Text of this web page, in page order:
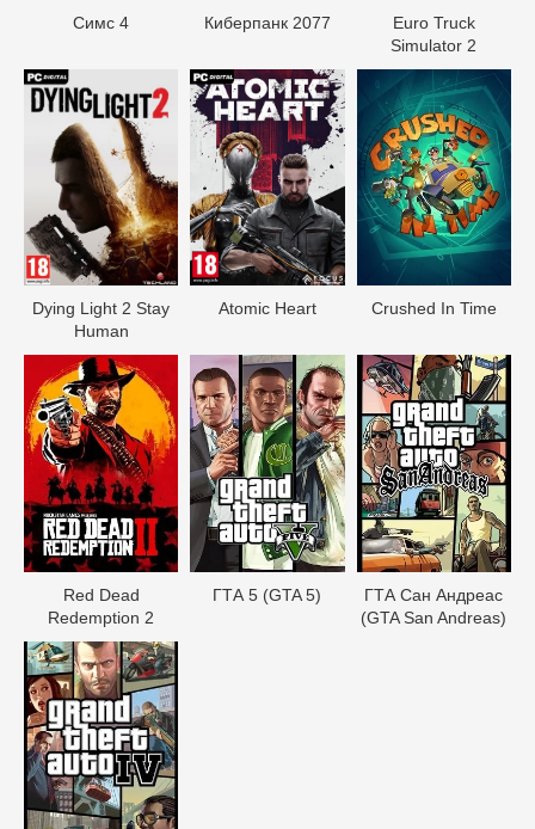
Симс 4 Киберпанк 2077
Euro Truck
Simulator 2
Dying Light 2 Stay
Human
Atomic Heart Crushed In Time
Red Dead
Redеmption 2
ГТА 5 (GTA 5)
ГТА Сан Андреас
(GTA San Andreas)